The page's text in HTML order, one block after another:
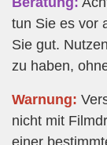
tun Sie es vor
Sie gut.
zu haben,
Warnung:
nicht mit
einer